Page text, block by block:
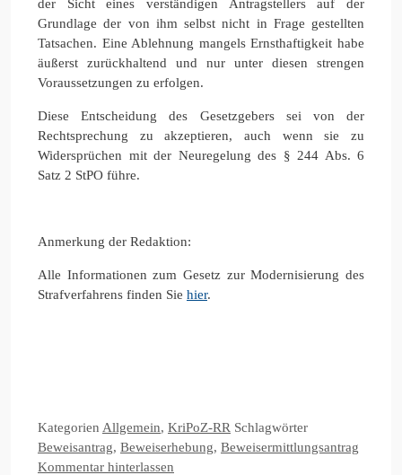
der Sicht eines verständigen Antragstellers auf der
Grundlage der von ihm selbst nicht in Frage gestellten
Tatsachen. Eine Ablehnung mangels Ernsthaftigkeit habe
äußerst zurückhaltend und nur unter diesen strengen
Voraussetzungen zu erfolgen.
Diese Entscheidung des Gesetzgebers sei von der
Rechtsprechung zu akzeptieren, auch wenn sie zu
Widersprüchen mit der Neuregelung des § 244 Abs. 6
Satz 2 StPO führe.
Anmerkung der Redaktion:
Alle Informationen zum Gesetz zur Modernisierung des
Strafverfahrens finden Sie hier.
Kategorien Allgemein, KriPoZ-RR Schlagwörter
Beweisantrag, Beweiserhebung, Beweisermittlungsantrag
Kommentar hinterlassen